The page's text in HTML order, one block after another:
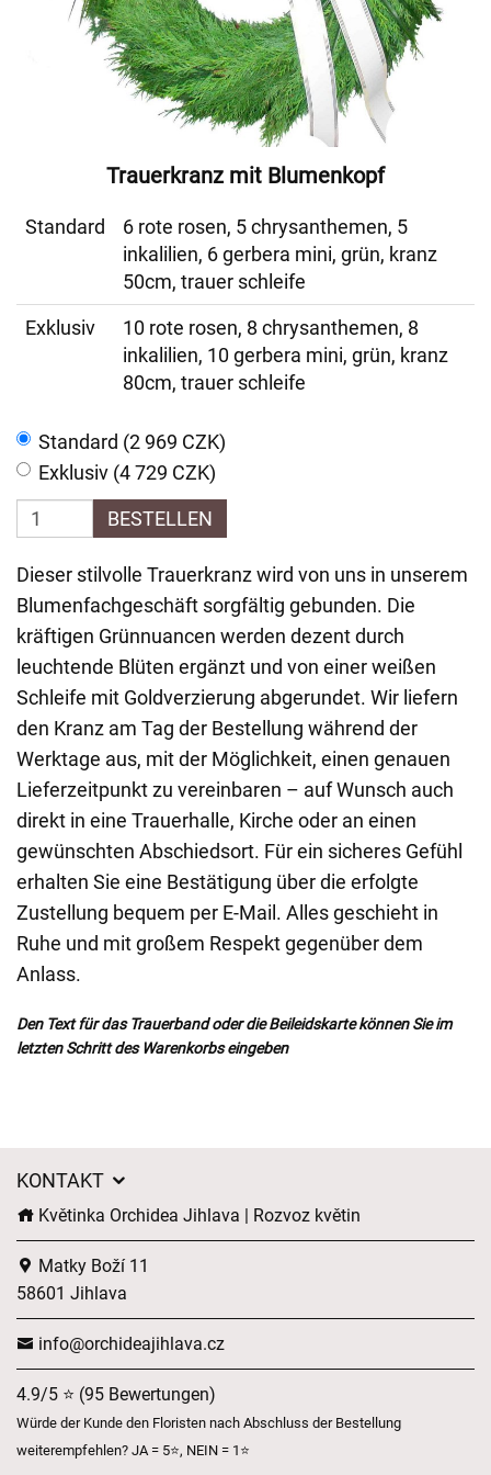
Trauerkranz mit Blumenkopf
Standard
6 rote rosen, 5 chrysanthemen, 5
inkalilien, 6 gerbera mini, grün, kranz
50cm, trauer schleife
Exklusiv
10 rote rosen, 8 chrysanthemen, 8
inkalilien, 10 gerbera mini, grün, kranz
80cm, trauer schleife
Standard (2 969 CZK)
Exklusiv (4 729 CZK)
BESTELLEN
Dieser stilvolle Trauerkranz wird von uns in unserem
Blumenfachgeschäft sorgfältig gebunden. Die
kräftigen Grünnuancen werden dezent durch
leuchtende Blüten ergänzt und von einer weißen
Schleife mit Goldverzierung abgerundet. Wir liefern
den Kranz am Tag der Bestellung während der
Werktage aus, mit der Möglichkeit, einen genauen
Lieferzeitpunkt zu vereinbaren – auf Wunsch auch
direkt in eine Trauerhalle, Kirche oder an einen
gewünschten Abschiedsort. Für ein sicheres Gefühl
erhalten Sie eine Bestätigung über die erfolgte
Zustellung bequem per E-Mail. Alles geschieht in
Ruhe und mit großem Respekt gegenüber dem
Anlass.
Den Text für das Trauerband oder die Beileidskarte können Sie im
letzten Schritt des Warenkorbs eingeben
KONTAKT
Květinka Orchidea Jihlava | Rozvoz květin
Matky Boží 11
58601 Jihlava
info@orchideajihlava.cz
4.9/5 ⭐ (95 Bewertungen)
Würde der Kunde den Floristen nach Abschluss der Bestellung
weiterempfehlen? JA = 5⭐, NEIN = 1⭐